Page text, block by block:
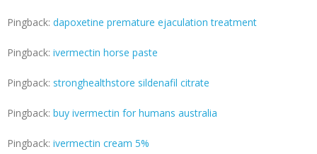
Pingback: dapoxetine premature ejaculation treatment
Pingback: ivermectin horse paste
Pingback: stronghealthstore sildenafil citrate
Pingback: buy ivermectin for humans australia
Pingback: ivermectin cream 5%